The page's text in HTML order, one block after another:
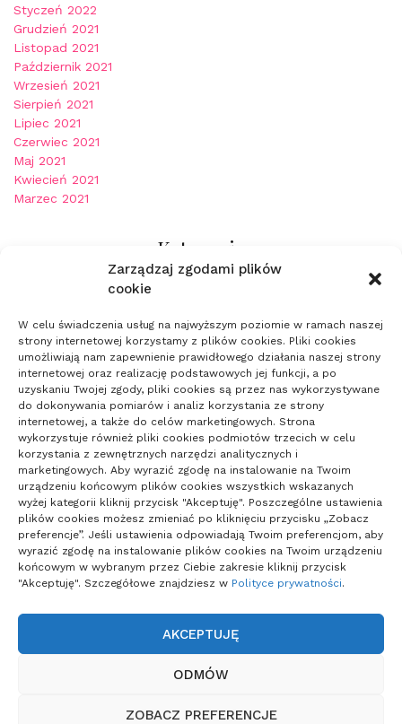
Zarządzaj zgodami plików
cookie
W celu świadczenia usług na najwyższym poziomie w ramach naszej
strony internetowej korzystamy z plików cookies. Pliki cookies
umożliwiają nam zapewnienie prawidłowego działania naszej strony
internetowej oraz realizację podstawowych jej funkcji, a po
uzyskaniu Twojej zgody, pliki cookies są przez nas wykorzystywane
do dokonywania pomiarów i analiz korzystania ze strony
internetowej, a także do celów marketingowych. Strona
wykorzystuje również pliki cookies podmiotów trzecich w celu
korzystania z zewnętrznych narzędzi analitycznych i
marketingowych. Aby wyrazić zgodę na instalowanie na Twoim
urządzeniu końcowym plików cookies wszystkich wskazanych
wyżej kategorii kliknij przycisk "Akceptuję". Poszczególne ustawienia
plików cookies możesz zmieniać po kliknięciu przycisku „Zobacz
preferencje”. Jeśli ustawienia odpowiadają Twoim preferencjom, aby
wyrazić zgodę na instalowanie plików cookies na Twoim urządzeniu
końcowym w wybranym przez Ciebie zakresie kliknij przycisk
"Akceptuję". Szczegółowe znajdziesz w Polityce prywatności.
AKCEPTUJĘ
ODMÓW
ZOBACZ PREFERENCJE
Styczeń 2022
Grudzień 2021
Listopad 2021
Październik 2021
Wrzesień 2021
Sierpień 2021
Lipiec 2021
Czerwiec 2021
Maj 2021
Kwiecień 2021
Marzec 2021
Kategorie
ARTYKUŁ SPONSOROWANY
Uroda
Zdrowie
POLITYKA PRYWATNOŚCI